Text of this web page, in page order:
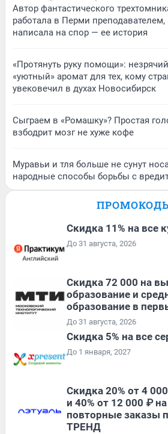
Автор фантастического
работала в Перми преподавателем,
написала на спор — ее история
«Протянуть руку помощи»:
«уютный» аромат для тех, кому
увековечил в духах Новосибирск
Сыграем в «Ромашку»? Простая
взбодрит мозг не хуже кофе
Муравьи и тля больше не сунут
народные способы борьбы с
Скидка 11% на все
До 31 августа, 2026
Скидка 72 000 на
образование и
образование в
До 31 августа, 2026
Скидка 5% на все
До 1 января, 2027
Скидка 20% от 4
и 40% от 12 000 ₽
повторные заказы
ТРЕНД